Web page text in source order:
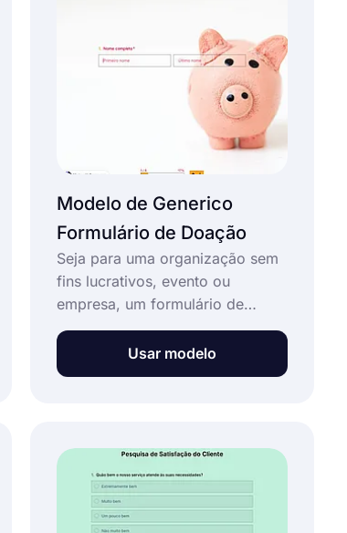
Modelo de Generico
Formulário de Doação
Seja para uma organização sem
fins lucrativos, evento ou
empresa, um formulário de
doação online tornará seu dia
mais fácil. Você pode
compartilhar o formulário nas
formulário hoje usando o modelo
de formulário de doação on-line
do forms.app.
Usar modelo